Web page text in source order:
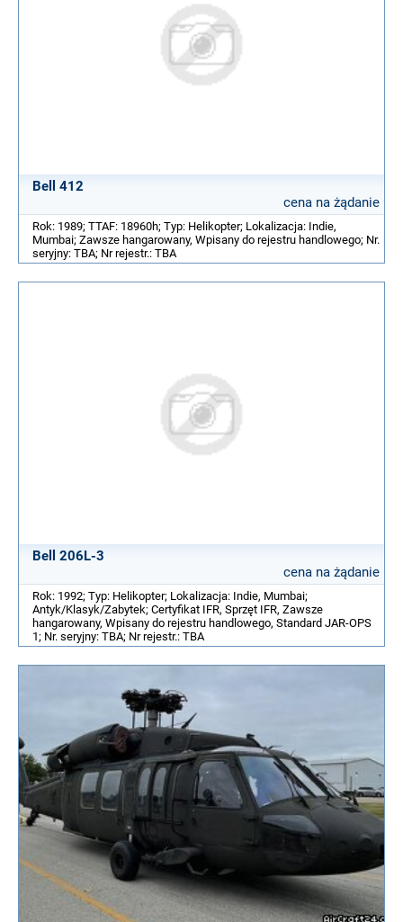
Bell 412
cena na żądanie
Rok: 1989; TTAF: 18960h; Typ: Helikopter; Lokalizacja: Indie,
Mumbai; Zawsze hangarowany, Wpisany do rejestru handlowego; Nr.
seryjny: TBA; Nr rejestr.: TBA
Bell 206L-3
cena na żądanie
Rok: 1992; Typ: Helikopter; Lokalizacja: Indie, Mumbai;
Antyk/Klasyk/Zabytek; Certyfikat IFR, Sprzęt IFR, Zawsze
hangarowany, Wpisany do rejestru handlowego, Standard JAR-OPS
1; Nr. seryjny: TBA; Nr rejestr.: TBA